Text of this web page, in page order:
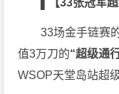
33场金手链赛
值3万刀的“超级通
WSOP天堂岛站超